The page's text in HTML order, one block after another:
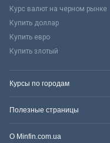
Курс валют на черном рынке
Купить доллар
Купить евро
Купить злотый
Курсы по городам
Полезные страницы
О Minfin.com.ua